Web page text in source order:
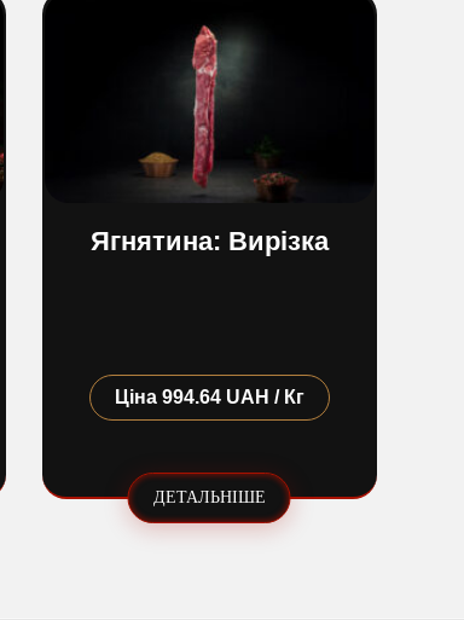
Ягнятина: Вирізка
Ціна 994.64 UAH / Кг
ДЕТАЛЬНІШЕ